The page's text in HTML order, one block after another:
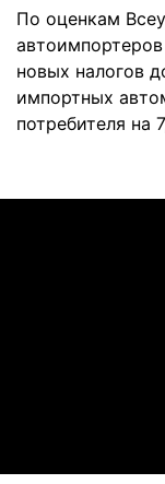
По оценкам
новых налогов
импортных
потребителя на